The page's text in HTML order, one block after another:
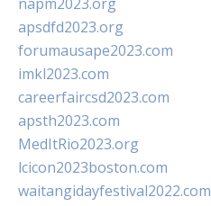
apsdfd2023.org
forumausape2023.com
imkl2023.com
careerfaircsd2023.com
apsth2023.com
MedItRio2023.org
lcicon2023boston.com
waitangidayfestival2022.com